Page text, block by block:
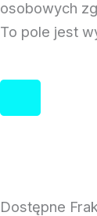
osobowych
To pole jest
Dostępne